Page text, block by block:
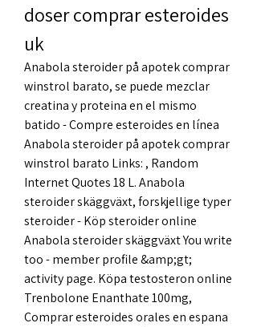
doser comprar esteroides
uk
Anabola steroider på apotek comprar
winstrol barato, se puede mezclar
creatina y proteina en el mismo
batido - Compre esteroides en línea
Anabola steroider på apotek comprar
winstrol barato Links: , Random
Internet Quotes 18 L. Anabola
steroider skäggväxt, forskjellige typer
steroider - Köp steroider online
Anabola steroider skäggväxt You write
too - member profile &amp;gt;
activity page. Köpa testosteron online
Trenbolone Enanthate 100mg,
Comprar esteroides orales en espana